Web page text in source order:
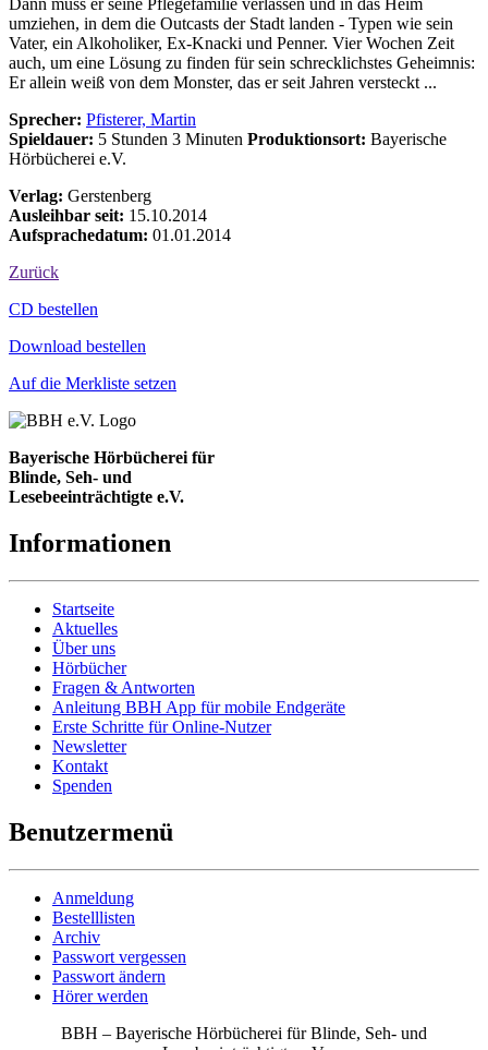
Dann muss er seine Pflegefamilie verlassen und in das Heim
umziehen, in dem die Outcasts der Stadt landen - Typen wie sein
Vater, ein Alkoholiker, Ex-Knacki und Penner. Vier Wochen Zeit
auch, um eine Lösung zu finden für sein schrecklichstes Geheimnis:
Er allein weiß von dem Monster, das er seit Jahren versteckt ...
Sprecher: Pfisterer, Martin
Spieldauer: 5 Stunden 3 Minuten Produktionsort: Bayerische
Hörbücherei e.V.
Verlag: Gerstenberg
Ausleihbar seit: 15.10.2014
Aufsprachedatum: 01.01.2014
Zurück
Bestell-Aktionen
CD bestellen
Download bestellen
Auf die Merkliste setzen
Bayerische Hörbücherei für
Blinde, Seh- und
Lesebeeinträchtigte e.V.
Informationen
Startseite
Aktuelles
Über uns
Hörbücher
Fragen & Antworten
Anleitung BBH App für mobile Endgeräte
Erste Schritte für Online-Nutzer
Newsletter
Kontakt
Spenden
Benutzermenü
Anmeldung
Bestelllisten
Archiv
Passwort vergessen
Passwort ändern
Hörer werden
BBH – Bayerische Hörbücherei für Blinde, Seh- und